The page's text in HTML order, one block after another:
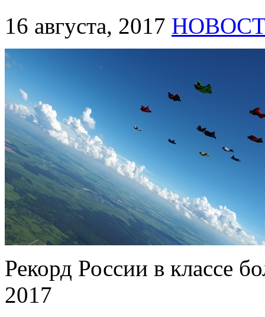
16 августа, 2017
Рекорд России в классе
2017